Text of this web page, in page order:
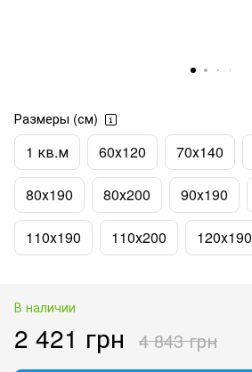
Размеры (см)
1 кв.м 60х120 70х140
80х190 80х200 90х190
110х190 110х200 120х190
В наличии
2 421 грн 4 843 грн